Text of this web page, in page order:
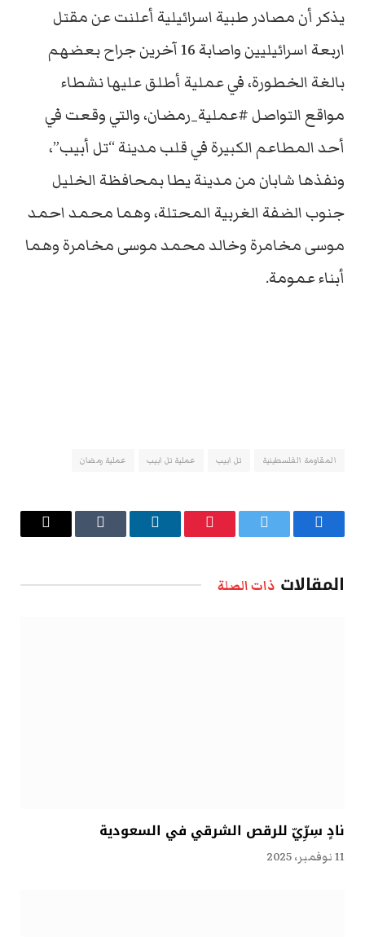
يذكر أن مصادر طبية اسرائيلية أعلنت عن مقتل
اربعة اسرائيليين واصابة 16 آخرين جراح بعضهم
بالغة الخطورة، في عملية أطلق عليها نشطاء
مواقع التواصل #عملية_رمضان، والتي وقعت في
أحد المطاعم الكبيرة في قلب مدينة “تل أبيب”،
ونفذها شابان من مدينة يطا بمحافظة الخليل
جنوب الضفة الغربية المحتلة، وهما محمد احمد
موسى مخامرة وخالد محمد موسى مخامرة وهما
أبناء عمومة.
المقاومة الفلسطينية تل ابيب عملية تل ابيب عملية رمضان
فيسبوك تويتر بينتيريستلينكدإن Tumblr
البريد
المقالات ذات الصلة
نادٍ سِرِّيّ للرقص الشرقي في السعودية
11 نوفمبر، 2025